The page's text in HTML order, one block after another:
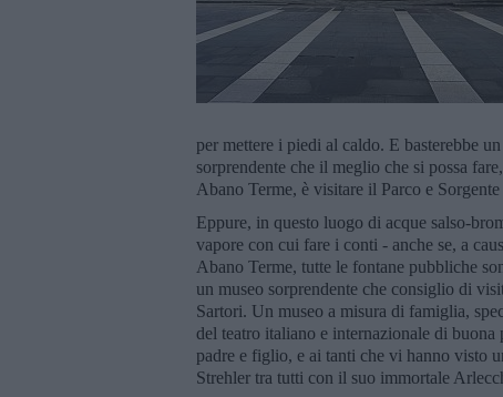
per mettere i piedi al caldo. E basterebbe
sorprendente che il meglio che si possa
Abano Terme, è visitare il Parco e
Eppure, in questo luogo di acque salso-
vapore con cui fare i conti - anche se, a
Abano Terme, tutte le fontane pubbliche
un museo sorprendente che consiglio di
Sartori. Un museo a misura di famiglia,
del teatro italiano e internazionale di
padre e figlio, e ai tanti che vi hanno visto
Strehler tra tutti con il suo immortale